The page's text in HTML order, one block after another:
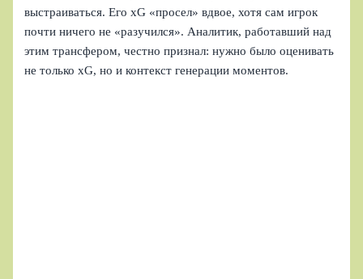
выстраиваться. Его xG «просел» вдвое, хотя сам игрок
почти ничего не «разучился». Аналитик, работавший над
этим трансфером, честно признал: нужно было оценивать
не только xG, но и контекст генерации моментов.